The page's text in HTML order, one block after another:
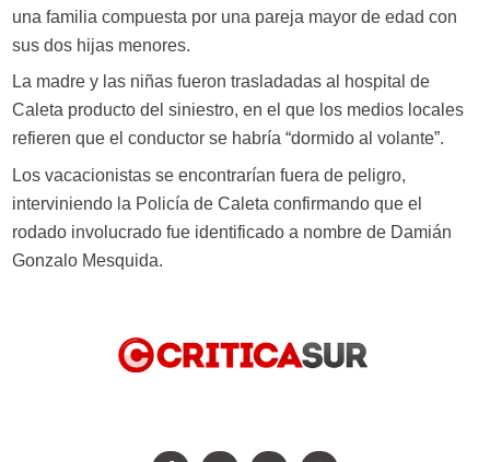
una familia compuesta por una pareja mayor de edad con
sus dos hijas menores.
La madre y las niñas fueron trasladadas al hospital de
Caleta producto del siniestro, en el que los medios locales
refieren que el conductor se habría “dormido al volante”.
Los vacacionistas se encontrarían fuera de peligro,
interviniendo la Policía de Caleta confirmando que el
rodado involucrado fue identificado a nombre de Damián
Gonzalo Mesquida.